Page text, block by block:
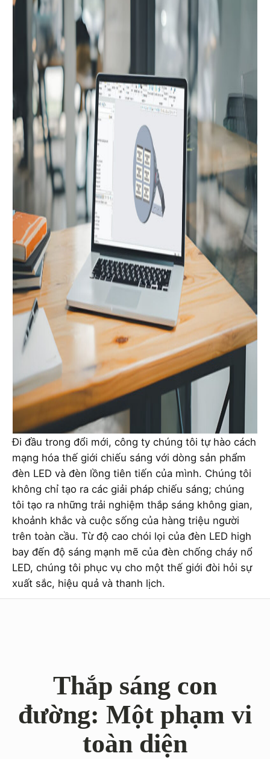
Đi đầu trong đổi mới, công ty chúng tôi tự hào cách
mạng hóa thế giới chiếu sáng với dòng sản phẩm
đèn LED và đèn lồng tiên tiến của mình. Chúng tôi
không chỉ tạo ra các giải pháp chiếu sáng; chúng
tôi tạo ra những trải nghiệm thắp sáng không gian,
khoảnh khắc và cuộc sống của hàng triệu người
trên toàn cầu. Từ độ cao chói lọi của đèn LED high
bay đến độ sáng mạnh mẽ của đèn chống cháy nổ
LED, chúng tôi phục vụ cho một thế giới đòi hỏi sự
xuất sắc, hiệu quả và thanh lịch.
Thắp sáng con
đường: Một phạm vi
toàn diện